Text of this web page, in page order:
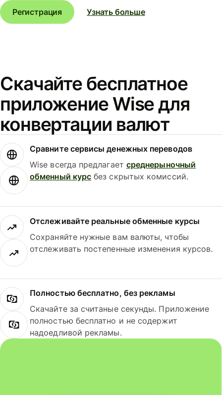
Регистрация
Узнать больше
Скачайте бесплатное
приложение Wise для
конвертации валют
Сравните сервисы денежных переводов
Wise всегда предлагает среднерыночный
обменный курс без скрытых комиссий.
Отслеживайте реальные обменные курсы
Сохраняйте нужные вам валюты, чтобы
отслеживать постепенные изменения курсов.
Полностью бесплатно, без рекламы
Скачайте за считаные секунды. Приложение
полностью бесплатно и не содержит
надоедливой рекламы.